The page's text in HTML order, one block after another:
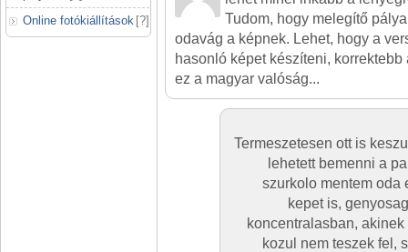
Online fotókiállítások [?]
Tudom, hogy melegítő
odavág a képnek. Lehet, hogy a
hasonló képet készíteni,
ez a magyar valóság...
Termeszetesen ott is
lehetett bemenni a
szurkolo mentem oda
kepet is,
koncentralasban,
kozul nem teszek fel,